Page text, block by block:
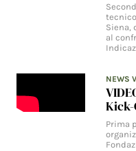
Siena,
al
NEWS
Prima